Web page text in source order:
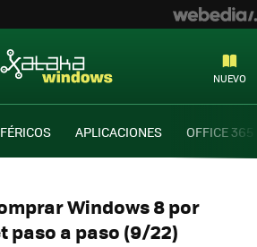
NUEVO
APLICACIONES OFFICE 365
Windows 8 por
paso a paso (9/22)